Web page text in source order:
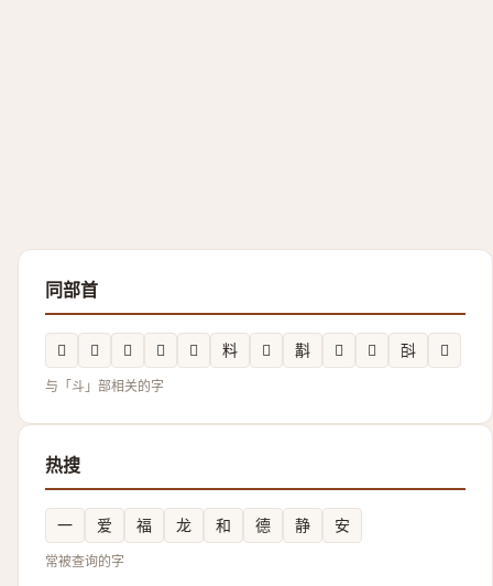
同部首
𣁺 𣁵 𣁭 𣁿 𣁰 料 𭤞 斠 𣁳 𣁮 㪶 𣂐
与「斗」部相关的字
热搜
一 爱 福 龙 和 德 静 安
常被查询的字